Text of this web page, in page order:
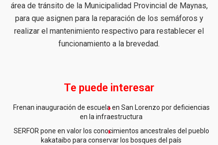
área de tránsito de la Municipalidad Provincial de Maynas,
para que asignen para la reparación de los semáforos y
realizar el mantenimiento respectivo para restablecer el
funcionamiento a la brevedad.
Te puede interesar
Frenan inauguración de escuela en San Lorenzo por deficiencias
en la infraestructura
SERFOR pone en valor los conocimientos ancestrales del pueblo
kakataibo para conservar los bosques del país